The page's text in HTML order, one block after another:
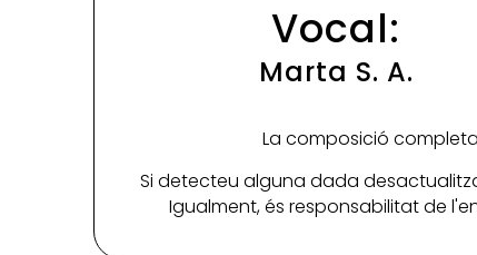
Vocal:
Marta S. A.
La composició
Si detecteu alguna dada
Igualment, és responsabilitat de